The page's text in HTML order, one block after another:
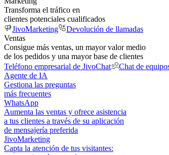
Transforma el tráfico en
clientes potenciales cualificados
JivoMarketing
Devolución de llamadas
Ventas
Consigue más ventas, un mayor valor medio
de los pedidos y una mayor base de clientes
Teléfono empresarial de JivoChat
Chat de
Agente de IA
Gestiona las preguntas
más frecuentes
WhatsApp
Aumenta las ventas y ofrece asistencia
a tus clientes a través de su aplicación
de mensajería preferida
JivoMarketing
Capta la atención de tus visitantes: